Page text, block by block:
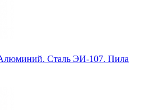
Сталь ЭИ-107. Пила